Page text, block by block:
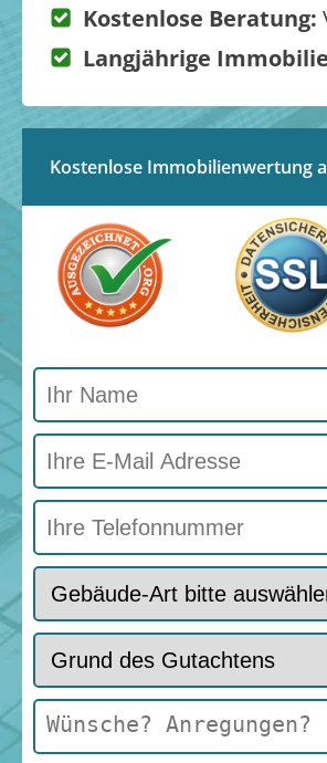
Kostenlose Beratung:
Langjährige
Kostenlose Immobilienwertung